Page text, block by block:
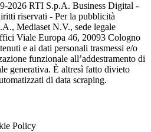
2026 RTI S.p.A. Business Digital -
riservati - Per la pubblicità
Mediaset N.V., sede legale
Viale Europa 46, 20093 Cologno
e ai dati personali trasmessi e/o
funzionale all’addestramento di
generativa. È altresì fatto divieto
di data scraping.
Policy